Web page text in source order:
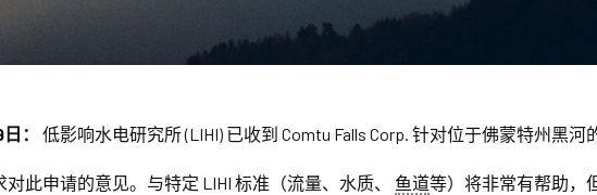
： 低影响水电研究所 (LIHI) 已收到 Comtu Falls Corp. 针对位于佛蒙特州黑河
对此申请的意见。与特定 LIHI 标准（流量、水质、 鱼道等）将非常有帮助，